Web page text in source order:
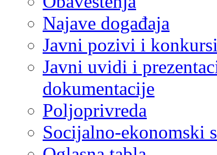
Najave događaja
Javni pozivi i
Javni uvidi i
dokumentacije
Poljoprivreda
Socijalno-ekonomski